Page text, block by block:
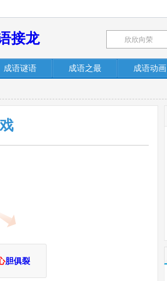
接龙
成语谜语 成语之最 成语动画
胆俱裂